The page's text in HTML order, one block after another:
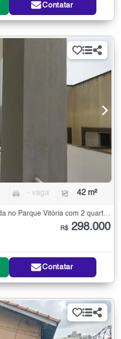
Contatar
- vaga 42 m²
Condomínio Fechado à Venda no Parque Vitória com 2 quartos - 42 m²
R$ 298.000
Contatar